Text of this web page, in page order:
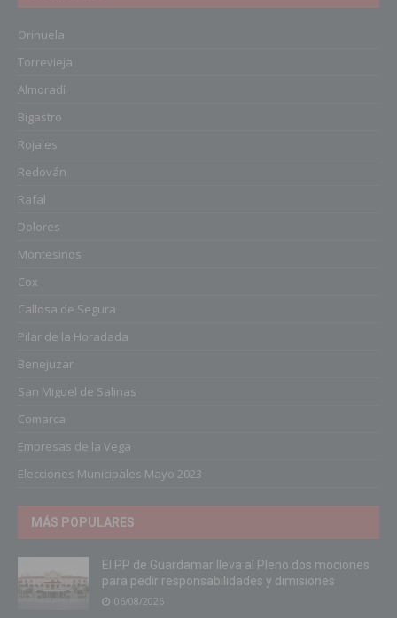
Orihuela
Torrevieja
Almoradí
Bigastro
Rojales
Redován
Rafal
Dolores
Montesinos
Cox
Callosa de Segura
Pilar de la Horadada
Benejuzar
San Miguel de Salinas
Comarca
Empresas de la Vega
Elecciones Municipales Mayo 2023
MÁS POPULARES
El PP de Guardamar lleva al Pleno dos mociones
para pedir responsabilidades y dimisiones
06/08/2026